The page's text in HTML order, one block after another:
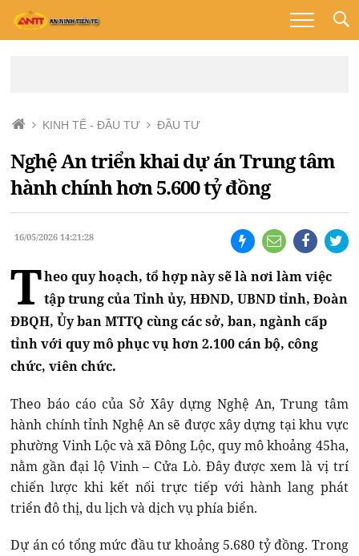
KINH TẾ - ĐẦU TƯ ĐẦU TƯ
Nghệ An triển khai dự án Trung tâm
hành chính hơn 5.600 tỷ đồng
16/05/2026 14:21:28
Theo quy hoạch, tổ hợp này sẽ là nơi làm việc
tập trung của Tỉnh ủy, HĐND, UBND tỉnh, Đoàn
ĐBQH, Ủy ban MTTQ cùng các sở, ban, ngành cấp
tỉnh với quy mô phục vụ hơn 2.100 cán bộ, công
chức, viên chức.
Theo báo cáo của Sở Xây dựng Nghệ An, Trung tâm
hành chính tỉnh Nghệ An sẽ được xây dựng tại khu vực
phường Vinh Lộc và xã Đông Lộc, quy mô khoảng 45ha,
nằm gần đại lộ Vinh – Cửa Lò. Đây được xem là vị trí
chiến lược khi kết nối trực tiếp với hành lang phát
triển đô thị, du lịch và dịch vụ phía biển.
Dự án có tổng mức đầu tư khoảng 5.680 tỷ đồng. Trong